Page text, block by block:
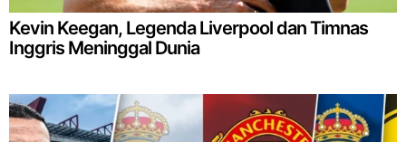
Kevin Keegan, Legenda Liverpool dan Timnas
Inggris Meninggal Dunia